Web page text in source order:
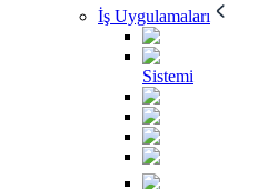
İş Uygulamaları
Sistemi